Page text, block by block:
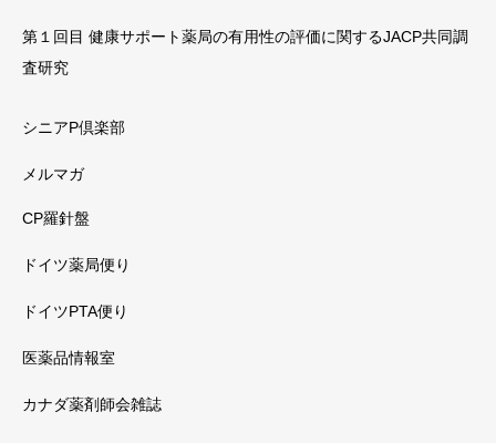
第１回目 健康サポート薬局の有用性の評価に関するJACP共同調
査研究
シニアP倶楽部
メルマガ
CP羅針盤
ドイツ薬局便り
ドイツPTA便り
医薬品情報室
カナダ薬剤師会雑誌